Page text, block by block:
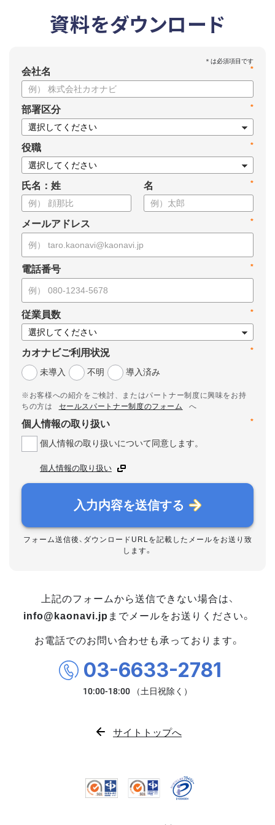
資料をダウンロード
*
会社名
*
部署区分
*
役職
氏名：姓 *
名
*
メールアドレス
*
電話番号
*
従業員数
*
カオナビご利用状況
未導入
不明 導入済み
※お客様への紹介をご検討、またはパートナー制度に興味をお持
ちの方は
セールスパートナー制度のフォーム
へ
*
個人情報の取り扱い
個人情報の取り扱いについて同意します。
個人情報の取り扱い
入力内容を送信する
フォーム送信後、ダウンロードURLを記載したメールをお送り致
します。
上記のフォームから送信できない場合は、
info@kaonavi.jp までメールをお送りください。
お電話でのお問い合わせも承っております。
03-6633-2781
サイトトップへ